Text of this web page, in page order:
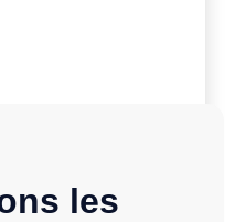
les